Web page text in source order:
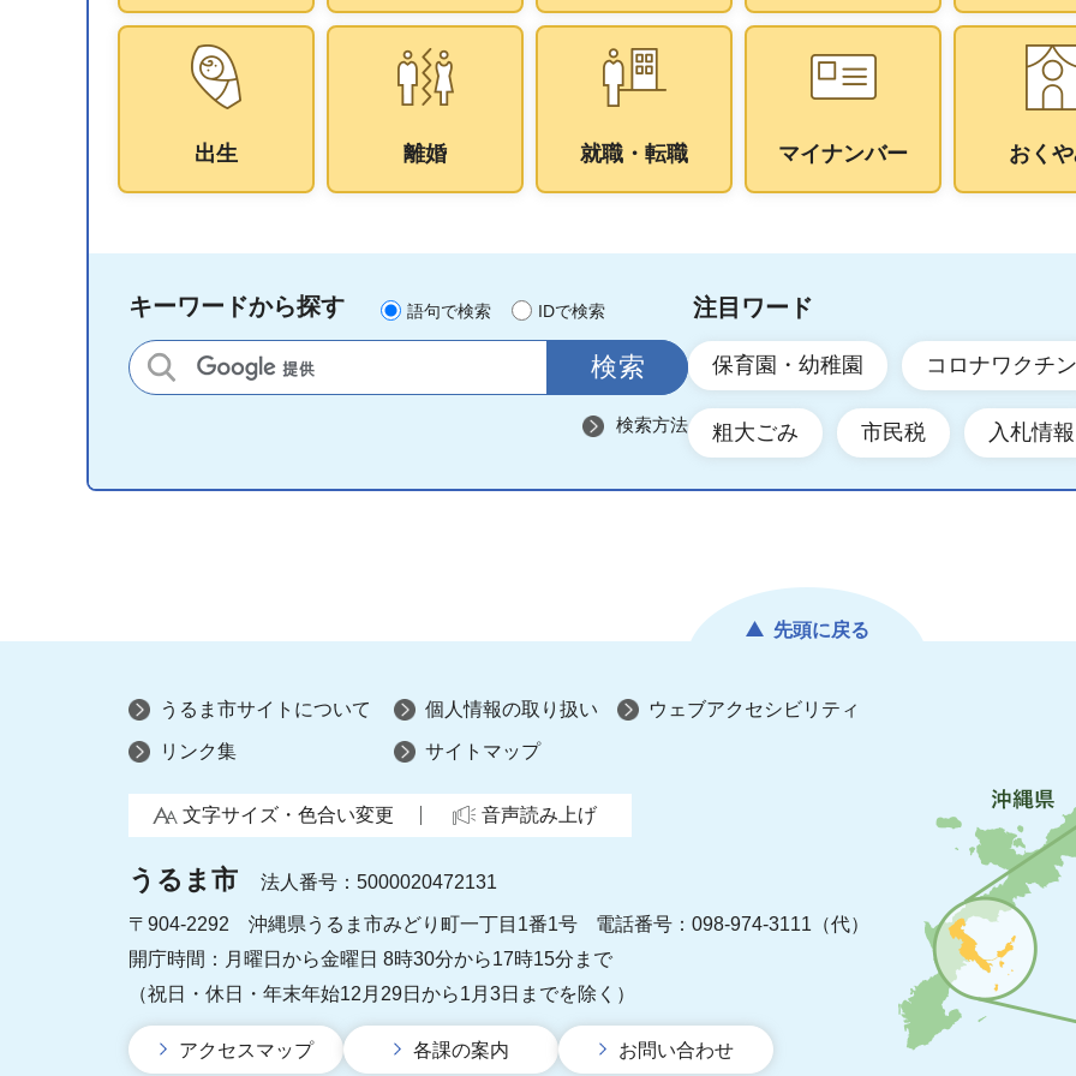
出生 離婚 就職・転職 マイナンバー おく
キーワードから探す 語句で検索 IDで検索
サイト内検索
検索方法
注目ワード
保育園・幼稚園 コロナワクチン
粗大ごみ 市民税 入札情報
先頭に戻る
うるま市サイトについて 個人情報の取り扱い ウェブアクセシビリティ
リンク集 サイトマップ
文字サイズ・色合い変更 音声読み上げ
うるま市 法人番号：5000020472131
〒904-2292 沖縄県うるま市みどり町一丁目1番1号
電話番号：098-974-3111（代）
開庁時間：月曜日から金曜日 8時30分から17時15分まで
（祝日・休日・年末年始12月29日から1月3日までを除く）
アクセスマップ 各課の案内 お問い合わせ